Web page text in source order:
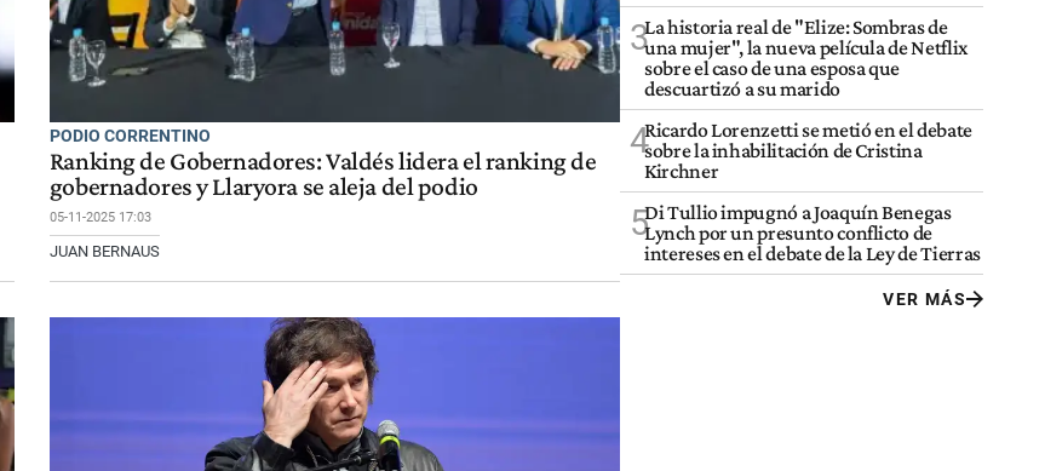
PODIO CORRENTINO
Ranking de Gobernadores: Valdés lidera el ranking de
gobernadores y Llaryora se aleja del podio
05-11-2025 17:03
JUAN BERNAUS
3La historia real de "Elize: Sombras de
una mujer", la nueva película de Netflix
sobre el caso de una esposa que
descuartizó a su marido
4Ricardo Lorenzetti se metió en el debate
sobre la inhabilitación de Cristina
Kirchner
5Di Tullio impugnó a Joaquín Benegas
Lynch por un presunto conflicto de
intereses en el debate de la Ley de Tierras
VER MÁS